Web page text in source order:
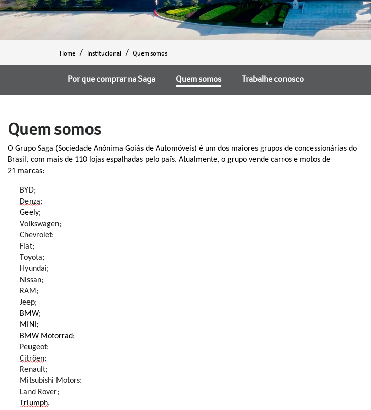
Home Institucional Quem somos
Por que comprar na Saga Quem somos Trabalhe conosco
Quem somos
O Grupo Saga (Sociedade Anônima Goiás de Automóveis) é um dos maiores grupos de concessionárias do
Brasil, com mais de 110 lojas espalhadas pelo país. Atualmente, o grupo vende carros e motos de
21 marcas:
BYD;
Denza;
Geely;
Volkswagen;
Chevrolet;
Fiat;
Toyota;
Hyundai;
Nissan;
RAM;
Jeep;
BMW;
MINI;
BMW Motorrad;
Peugeot;
Citröen;
Renault;
Mitsubishi Motors;
Land Rover;
Triumph,